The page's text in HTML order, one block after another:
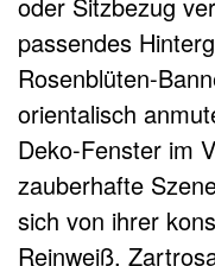
passendes
Rosenblüten-
orientalisch
Deko-Fenster im
zauberhafte
sich von ihrer
Reinweiß,